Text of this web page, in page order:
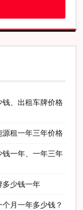
、出租车牌价格
租一年三年价格
一年、一年三年
多少钱一年
月一年多少钱？